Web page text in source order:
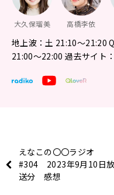
大久保瑠美 高橋李依
地上波：土 21:10～21:20
21:00〜22:00 過去サイ
えなこの〇〇ラジオ
#304 2023年9月10日放
送分 感想